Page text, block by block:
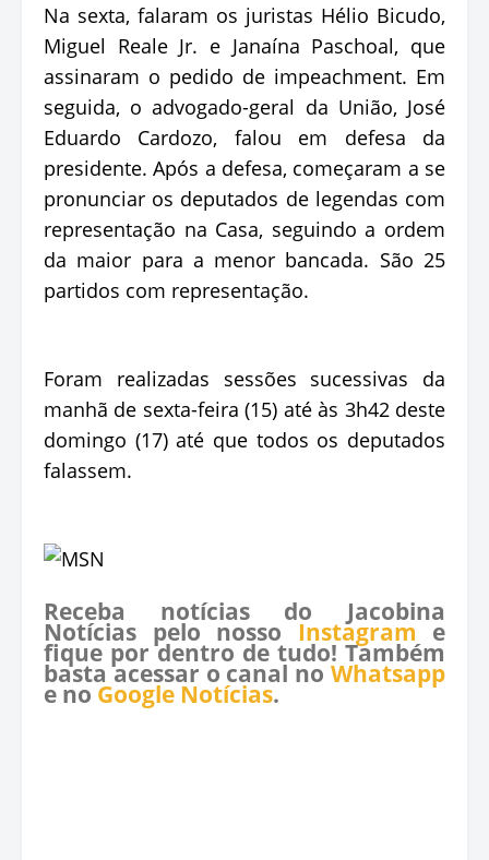
Na sexta, falaram os juristas Hélio Bicudo,
Miguel Reale Jr. e Janaína Paschoal, que
assinaram o pedido de impeachment. Em
seguida, o advogado-geral da União, José
Eduardo Cardozo, falou em defesa da
presidente. Após a defesa, começaram a se
pronunciar os deputados de legendas com
representação na Casa, seguindo a ordem
da maior para a menor bancada. São 25
partidos com representação.
Foram realizadas sessões sucessivas da
manhã de sexta-feira (15) até às 3h42 deste
domingo (17) até que todos os deputados
falassem.
Receba notícias do Jacobina
Notícias pelo nosso Instagram e
fique por dentro de tudo! Também
basta acessar o canal no Whatsapp
e no Google Notícias.